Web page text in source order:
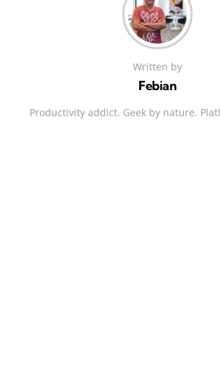
Written by
Febian
Productivity addict. Geek by nature.